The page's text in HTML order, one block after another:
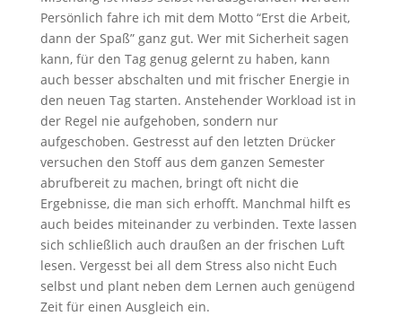
Persönlich fahre ich mit dem Motto “Erst die Arbeit,
dann der Spaß” ganz gut. Wer mit Sicherheit sagen
kann, für den Tag genug gelernt zu haben, kann
auch besser abschalten und mit frischer Energie in
den neuen Tag starten. Anstehender Workload ist in
der Regel nie aufgehoben, sondern nur
aufgeschoben. Gestresst auf den letzten Drücker
versuchen den Stoff aus dem ganzen Semester
abrufbereit zu machen, bringt oft nicht die
Ergebnisse, die man sich erhofft. Manchmal hilft es
auch beides miteinander zu verbinden. Texte lassen
sich schließlich auch draußen an der frischen Luft
lesen. Vergesst bei all dem Stress also nicht Euch
selbst und plant neben dem Lernen auch genügend
Zeit für einen Ausgleich ein.